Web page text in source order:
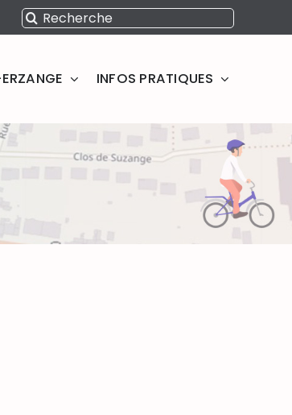
Rechercher:
INFOS PRATIQUES